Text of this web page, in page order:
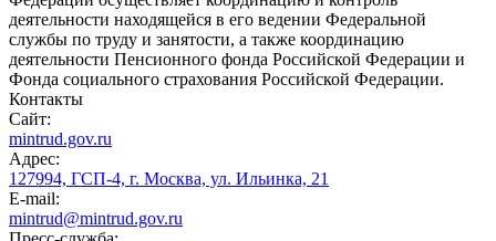
деятельности находящейся в его ведении Федеральной
службы по труду и занятости, а также координацию
деятельности Пенсионного фонда Российской Федерации и
Фонда социального страхования Российской Федерации.
Контакты
Сайт:
mintrud.gov.ru
Адрес:
127994, ГСП-4, г. Москва, ул. Ильинка, 21
E-mail:
mintrud@mintrud.gov.ru